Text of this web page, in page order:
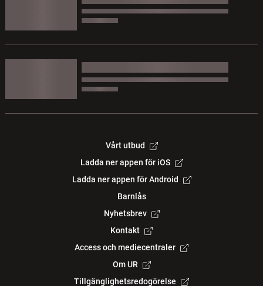
Vårt utbud
Ladda ner appen för iOS
Ladda ner appen för Android
Barnlås
Nyhetsbrev
Kontakt
Access och mediecentraler
Om UR
Tillgänglighetsredogörelse